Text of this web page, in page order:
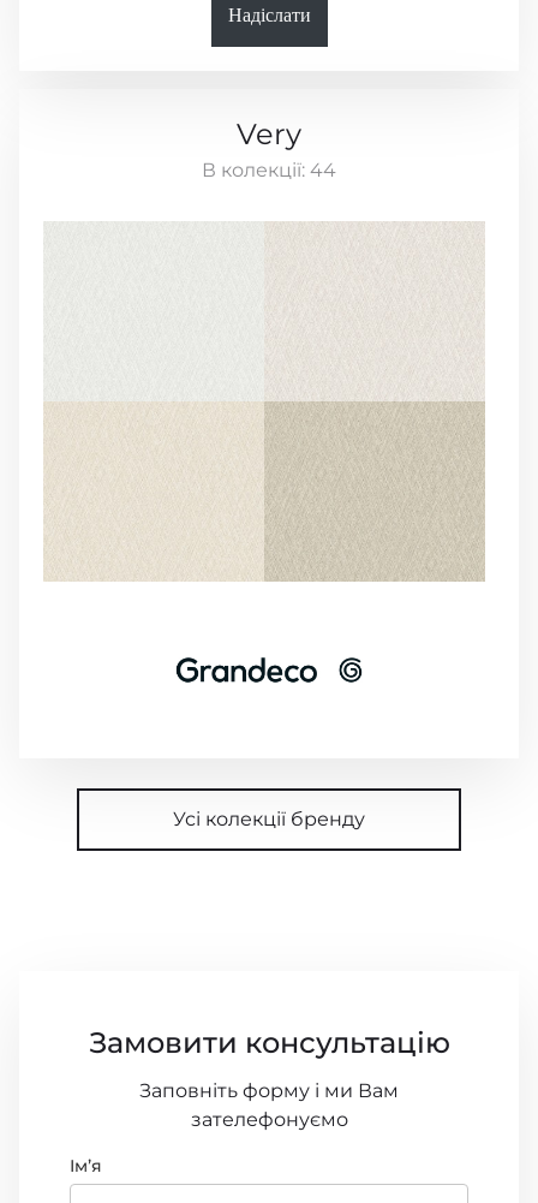
Надіслати
Very
В колекції: 44
Усі колекції бренду
Замовити консультацію
Заповніть форму і ми Вам
зателефонуємо
Імʼя